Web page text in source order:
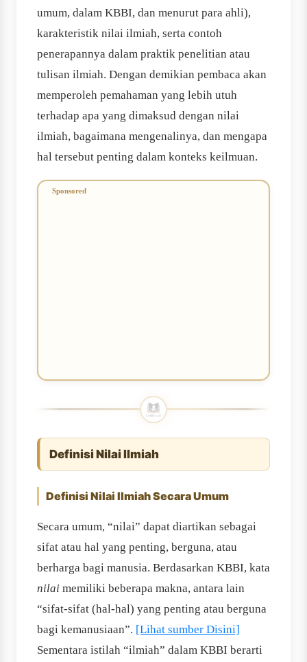
umum, dalam KBBI, dan menurut para ahli),
karakteristik nilai ilmiah, serta contoh
penerapannya dalam praktik penelitian atau
tulisan ilmiah. Dengan demikian pembaca akan
memperoleh pemahaman yang lebih utuh
terhadap apa yang dimaksud dengan nilai
ilmiah, bagaimana mengenalinya, dan mengapa
hal tersebut penting dalam konteks keilmuan.
Definisi Nilai Ilmiah
Definisi Nilai Ilmiah Secara Umum
Secara umum, “nilai” dapat diartikan sebagai
sifat atau hal yang penting, berguna, atau
berharga bagi manusia. Berdasarkan KBBI, kata
nilai memiliki beberapa makna, antara lain
“sifat-sifat (hal-hal) yang penting atau berguna
bagi kemanusiaan”. [Lihat sumber Disini]
Sementara istilah “ilmiah” dalam KBBI berarti